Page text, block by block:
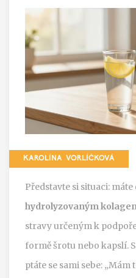
KAROLÍNA VORLÍČKOVÁ
Představte si situaci: máte
hydrolyzovaným
stravy určeným k
formě šrotu nebo kapslí.
ptáte se sami sebe: